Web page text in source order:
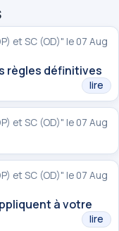
et SC (OD)" le 07 Aug
règles définitives
lire
et SC (OD)" le 07 Aug
et SC (OD)" le 07 Aug
à votre
lire